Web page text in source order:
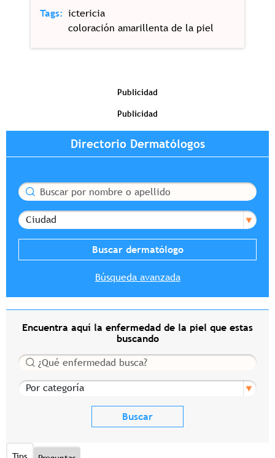
Tags
ictericia
coloración amarillenta de la piel
Publicidad
Publicidad
Directorio Dermatólogos
Buscar
Ciudad
Búsqueda avanzada
Encuentra aquí la enfermedad de la piel que estas
buscando
Buscar
Por categoría